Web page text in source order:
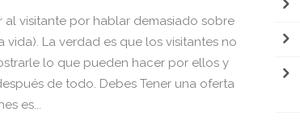
visitante por hablar demasiado sobre
La verdad es que los visitantes no
lo que pueden hacer por ellos y
de todo. Debes Tener una oferta
es...